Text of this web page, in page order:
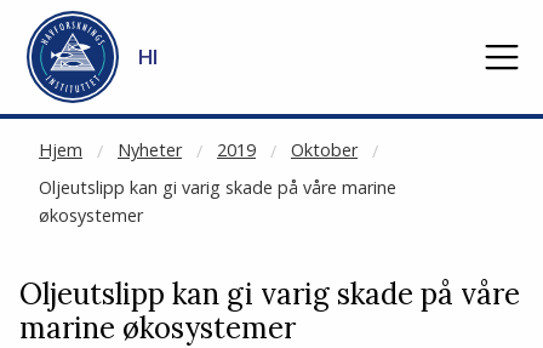
Gå til hovedinnhold
HI
Hjem Nyheter 2019
Oktober
Oljeutslipp kan gi varig skade på våre marine
økosystemer
NOT CACHED
Oljeutslipp kan gi varig skade på våre
marine økosystemer